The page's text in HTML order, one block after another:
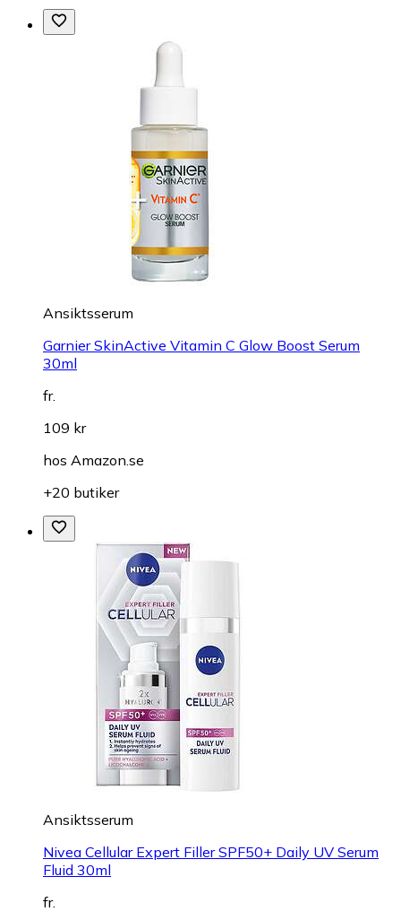
Ansiktsserum
Garnier SkinActive Vitamin C Glow Boost Serum
30ml
fr.
109 kr
hos Amazon.se
+20 butiker
Ansiktsserum
Nivea Cellular Expert Filler SPF50+ Daily UV Serum
Fluid 30ml
fr.